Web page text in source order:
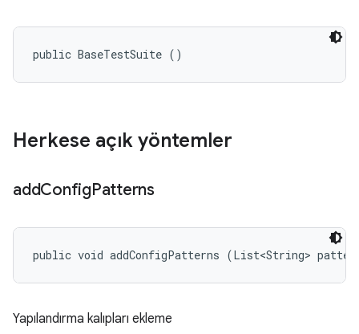
public BaseTestSuite ()
Herkese açık yöntemler
addConfigPatterns
public void addConfigPatterns (List<String>
Yapılandırma kalıpları ekleme